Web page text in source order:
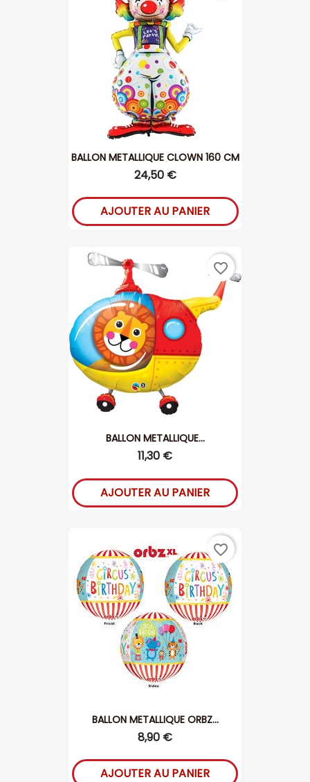
BALLON METALLIQUE CLOWN 160 CM
24,50 €
AJOUTER AU PANIER
BALLON METALLIQUE...
11,30 €
AJOUTER AU PANIER
favorite_border
BALLON METALLIQUE ORBZ...
8,90 €
AJOUTER AU PANIER
favorite_border